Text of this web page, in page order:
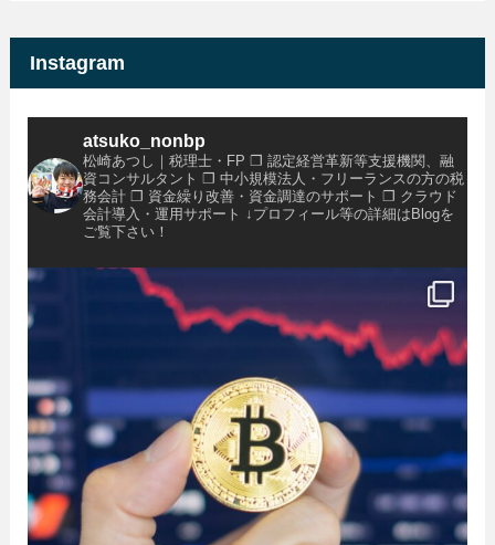
Instagram
atsuko_nonbp
松崎あつし｜税理士・FP ❐ 認定経営革新等支援機関、融
資コンサルタント ❐ 中小規模法人・フリーランスの方の税
務会計❐ 資金繰り改善・資金調達のサポート ❐ クラウド
会計導入・運用サポート ↓プロフィール等の詳細はBlogを
ご覧下さい！